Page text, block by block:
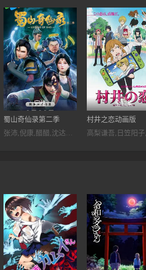
完结
蜀山奇仙录第二季
张沛,倪康,醋醋,沈达威,修缘,富贵,高其昌,李丹青,黑石稔,十四,杨鸥,小巫,忙音,赵筱峥,钱坤,赵洋,小忻,柯暮卿
全12集
村井之恋动画版